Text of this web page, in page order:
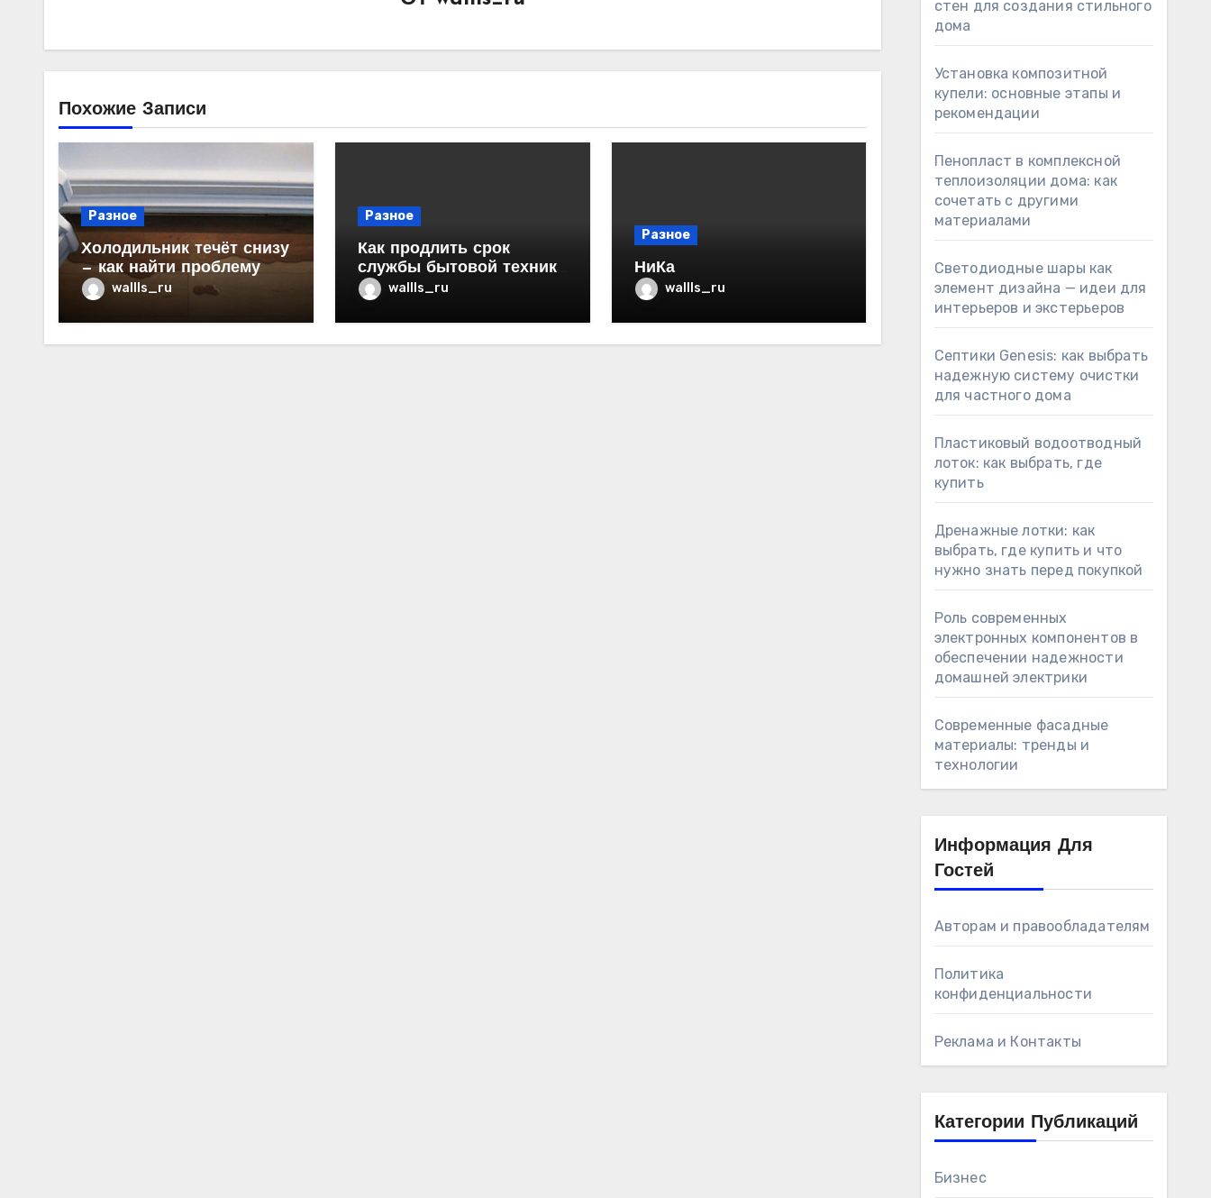
Похожие Записи
Разное
Холодильник течёт снизу
— как найти проблему
wallls_ru
Разное
Как продлить срок
службы бытовой техники
в квартире
wallls_ru
Разное
НиКа
wallls_ru
стен для создания стильного
дома
Установка композитной
купели: основные этапы и
рекомендации
Пенопласт в комплексной
теплоизоляции дома: как
сочетать с другими
материалами
Светодиодные шары как
элемент дизайна — идеи для
интерьеров и экстерьеров
Септики Genesis: как выбрать
надежную систему очистки
для частного дома
Пластиковый водоотводный
лоток: как выбрать, где
купить
Дренажные лотки: как
выбрать, где купить и что
нужно знать перед покупкой
Роль современных
электронных компонентов в
обеспечении надежности
домашней электрики
Современные фасадные
материалы: тренды и
технологии
Информация Для
Гостей
Авторам и правообладателям
Политика
конфиденциальности
Реклама и Контакты
Категории Публикаций
Бизнес